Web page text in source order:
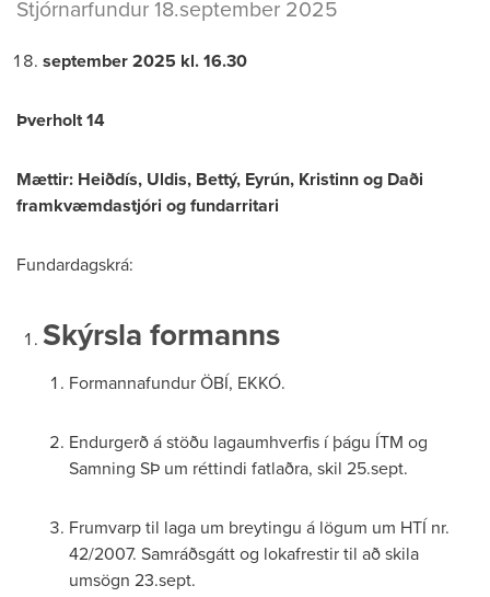
Stjórnarfundur 18.september 2025
september 2025 kl. 16.30
Þverholt 14
Mættir: Heiðdís, Uldis, Bettý, Eyrún, Kristinn og Daði
framkvæmdastjóri og fundarritari
Fundardagskrá:
Skýrsla formanns
Formannafundur ÖBÍ, EKKÓ.
Endurgerð á stöðu lagaumhverfis í þágu ÍTM og
Samning SÞ um réttindi fatlaðra, skil 25.sept.
Frumvarp til laga um breytingu á lögum um HTÍ nr.
42/2007. Samráðsgátt og lokafrestir til að skila
umsögn 23.sept.